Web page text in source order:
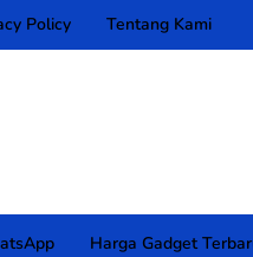
Policy Tentang Kami
Harga Gadget